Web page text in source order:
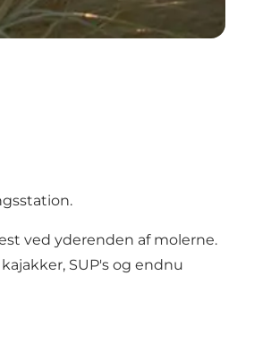
ved yderenden af molerne.
SUP's og endnu